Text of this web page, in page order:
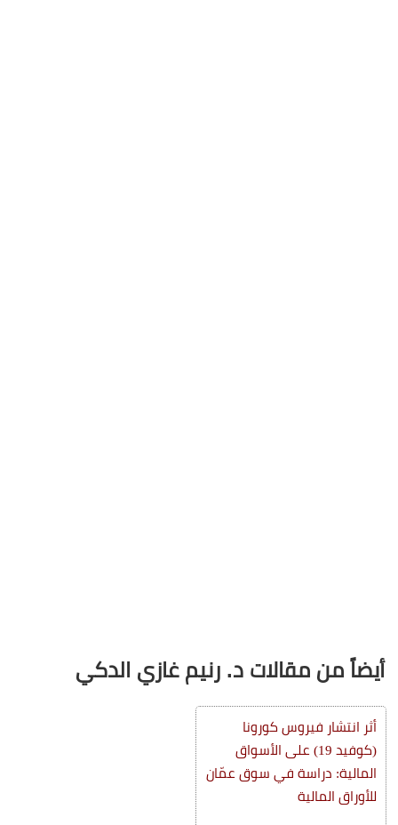
أيضاً من مقالات د. رنيم غازي الدكي
أثر انتشار فيروس كورونا
(كوفيد 19) على الأسواق
المالية: دراسة في سوق عمّان
للأوراق المالية